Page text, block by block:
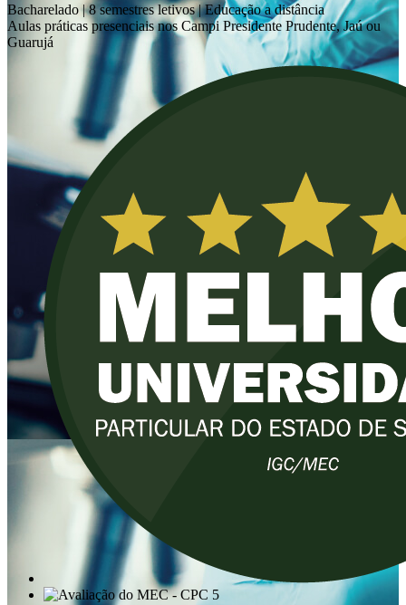
Bacharelado |8 semestres letivos | Educação a distância
Aulas práticas presenciais nos Campi Presidente Prudente, Jaú ou
Guarujá